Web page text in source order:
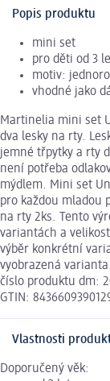
Popis produktu
mini set
pro děti od 3
motiv:
vhodné jako
Martinelia mini set
dva lesky na rty.
jemné třpytky a rty
není potřeba
mýdlem. Mini set
pro každou mladou
na rty 2ks. Tento
variantách a
výběr konkrétní
vyobrazená varianta.
číslo produktu dm:
GTIN:
Vlastnosti
Doporučený věk: